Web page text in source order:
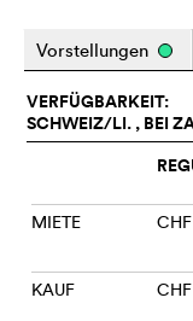
Vorstellungen
VERFÜGBARKEIT:
SCHWEIZ/LI. , BEI
MIETE
KAUF